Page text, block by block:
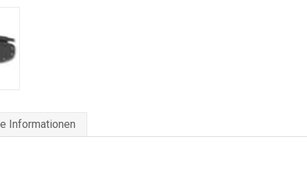
Informationen